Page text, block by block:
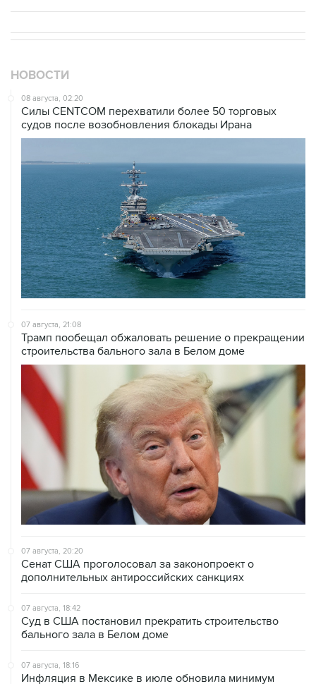
НОВОСТИ
08 августа, 02:20
Силы CENTCOM перехватили более 50 торговых
судов после возобновления блокады Ирана
07 августа, 21:08
Трамп пообещал обжаловать решение о прекращении
строительства бального зала в Белом доме
07 августа, 20:20
Сенат США проголосовал за законопроект о
дополнительных антироссийских санкциях
07 августа, 18:42
Суд в США постановил прекратить строительство
бального зала в Белом доме
07 августа, 18:16
Инфляция в Мексике в июле обновила минимум